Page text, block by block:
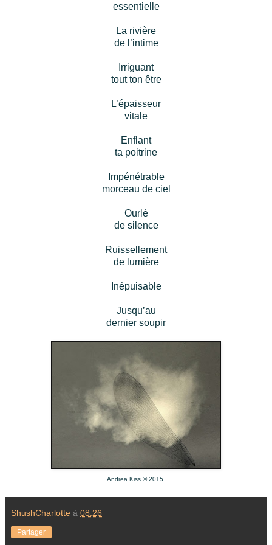
essentielle
La rivière
de l’intime
Irriguant
tout ton être
L’épaisseur
vitale
Enflant
ta poitrine
Impénétrable
morceau de ciel
Ourlé
de silence
Ruissellement
de lumière
Inépuisable
Jusqu’au
dernier soupir
Andrea Kiss © 2015
ShushCharlotte à 08:26
Partager